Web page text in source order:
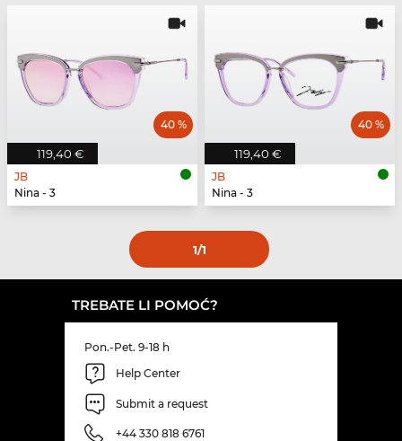
119,40 €
40 %
JB
Nina - 3
119,40 €
40 %
JB
Nina - 3
1/1
TREBATE LI POMOĆ?
Pon.-Pet. 9-18 h
Help Center
Submit a request
+44 330 818 6761